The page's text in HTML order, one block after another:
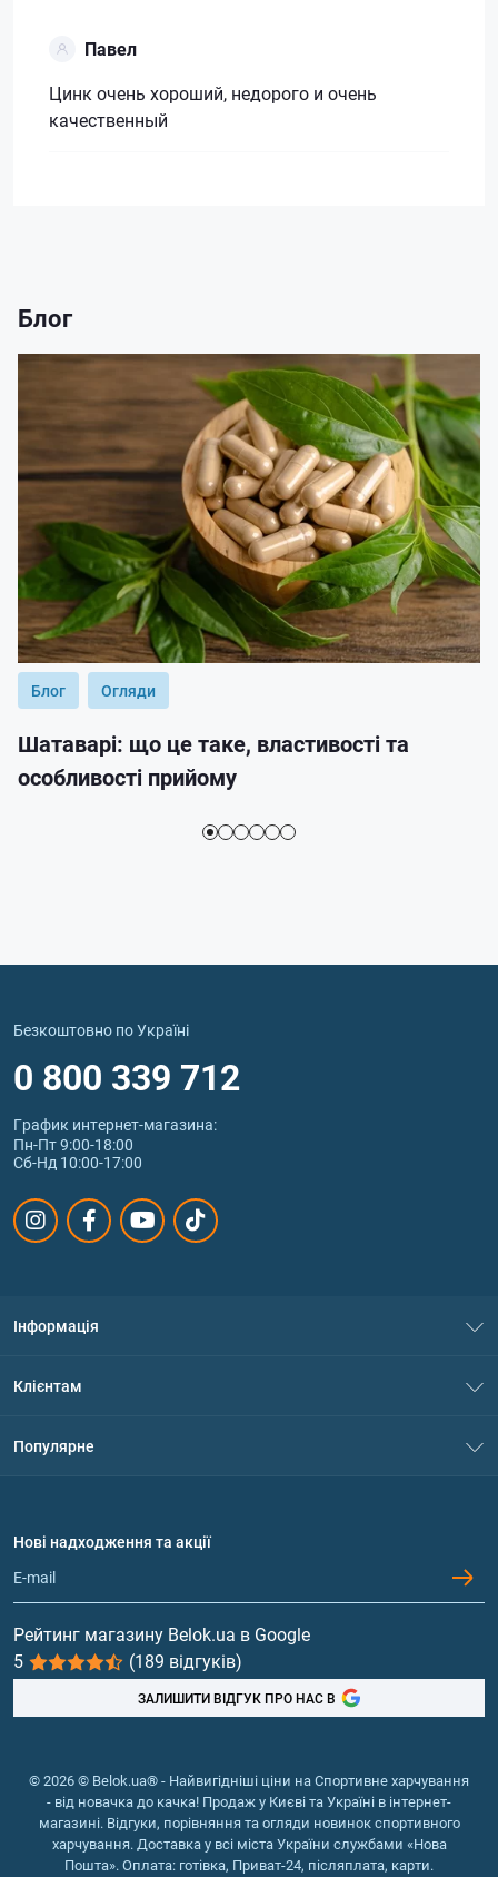
Павел
Цинк очень хороший, недорого и очень
качественный
Блог
Блог Огляди
Шатаварі: що це таке, властивості та
особливості прийому
Безкоштовно по Україні
0 800 339 712
График интернет‑магазина:
Пн-Пт 9:00-18:00
Сб-Нд 10:00-17:00
Інформація
Політика конфіденційності
Обмін та повернення
Клієнтам
Популярне
Протеїн
Гейнери
Вітаміни та мінерали
Риб'ячий жир, жирні кислоти
Нові надходження та акції
Рейтинг магазину Belok.ua в Google
5
(189 відгуків)
ЗАЛИШИТИ ВІДГУК ПРО НАС В
© 2026 © Belok.ua® - Найвигідніші ціни на Спортивне харчування
- від новачка до качка! Продаж у Києві та Україні в інтернет-
магазині. Відгуки, порівняння та огляди новинок спортивного
харчування. Доставка у всі міста України службами «Нова
Пошта». Оплата: готівка, Приват-24, післяплата, карти.